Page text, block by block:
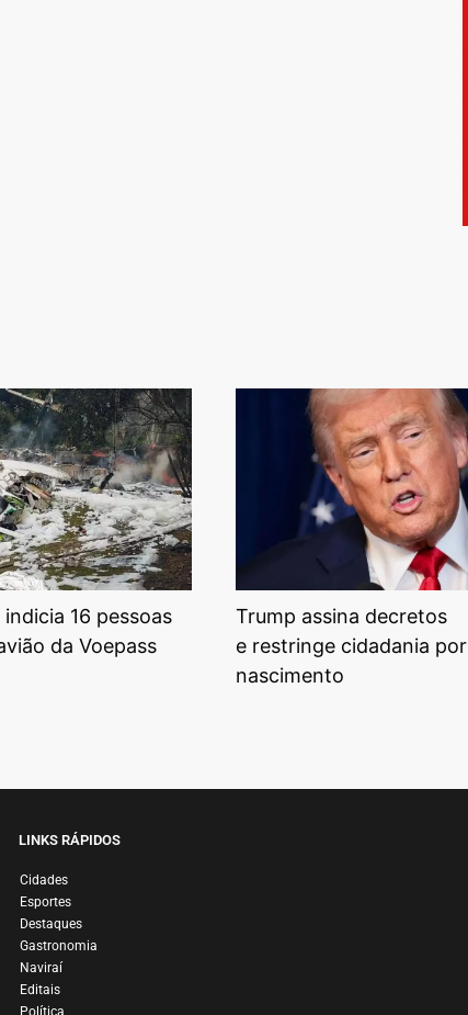
16 pessoas
da Voepass
Trump assina decretos
e restringe cidadania por
nascimento
LINKS RÁPIDOS
Cidades
Esportes
Destaques
Gastronomia
Naviraí
Editais
Política